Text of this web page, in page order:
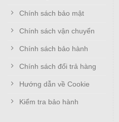
2. Tương thích
điều khiển mới là “liệu có kết
không?”. Đến với Điện tử Đại
Sản phẩm điều khiển điều
năng tương thích với hầu hết
Chính sách bảo mật
Chính sách vận chuyển
Chính sách bảo hành
Chính sách đổi trả hàng
Hướng dẫn về Cookie
Kiểm tra bảo hành